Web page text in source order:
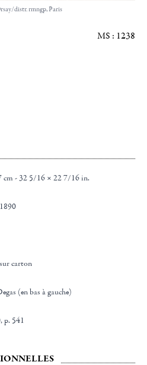
distr. rmngp, Paris
MS : 1238
cm - 32 5/16 × 22 7/16 in.
sur carton
(en bas à gauche)
p. 541